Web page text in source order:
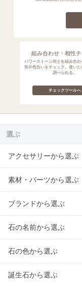
組み合わせ・相性チ
パワーストーン同士を組み合わ
気や色合いをチェック。使いた
調べられる。
チェックツールへ
選ぶ
アクセサリーから選ぶ
素材・パーツから選ぶ
ブランドから選ぶ
石の名前から選ぶ
石の色から選ぶ
誕生石から選ぶ